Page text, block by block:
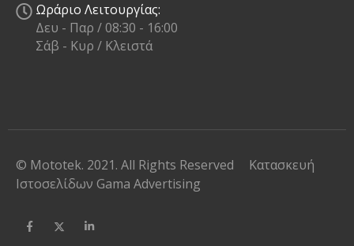
Ωράριο Λειτουργίας:
Δευ - Παρ / 08:30 - 16:00
Σάβ - Κυρ / Κλειστά
© Mototek. 2021. All Rights Reserved
Κατασκευή
Ιστοσελίδων Gama Advertising